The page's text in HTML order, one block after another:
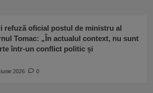
refuză oficial postul de ministru al
Tomac: „În actualul context, nu sunt
într-un conflict politic și
2026 0